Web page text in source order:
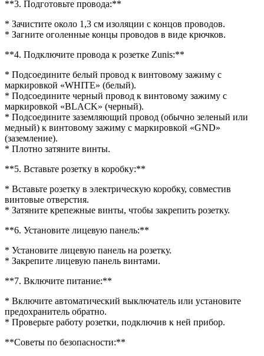
**3. Подготовьте провода:**
* Зачистите около 1,3 см изоляции с концов проводов.
* Загните оголенные концы проводов в виде крючков.
**4. Подключите провода к розетке Zunis:**
* Подсоедините белый провод к винтовому зажиму с
маркировкой «WHITE» (белый).
* Подсоедините черный провод к винтовому зажиму с
маркировкой «BLACK» (черный).
* Подсоедините заземляющий провод (обычно зеленый или
медный) к винтовому зажиму с маркировкой «GND»
(заземление).
* Плотно затяните винты.
**5. Вставьте розетку в коробку:**
* Вставьте розетку в электрическую коробку, совместив
винтовые отверстия.
* Затяните крепежные винты, чтобы закрепить розетку.
**6. Установите лицевую панель:**
* Установите лицевую панель на розетку.
* Закрепите лицевую панель винтами.
**7. Включите питание:**
* Включите автоматический выключатель или установите
предохранитель обратно.
* Проверьте работу розетки, подключив к ней прибор.
**Советы по безопасности:**